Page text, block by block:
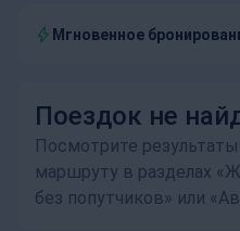
Мгновенное
Поездок не
Посмотрите
маршруту в разделах
без попутчиков» или